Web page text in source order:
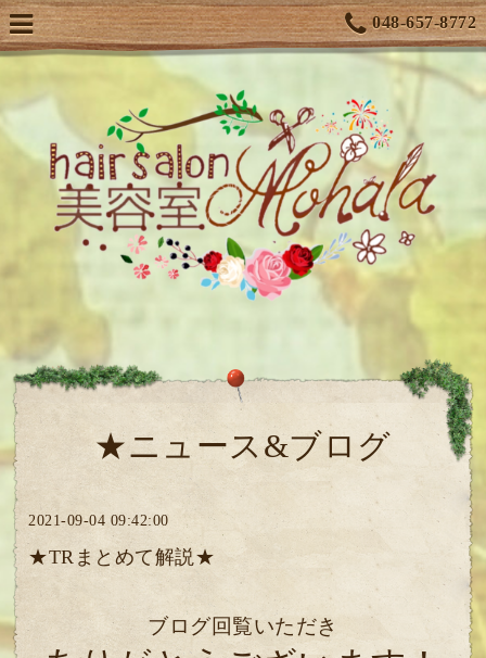
048-657-8772
★ニュース&ブログ
2021-09-04 09:42:00
★TRまとめて解説★
ブログ回覧いただき